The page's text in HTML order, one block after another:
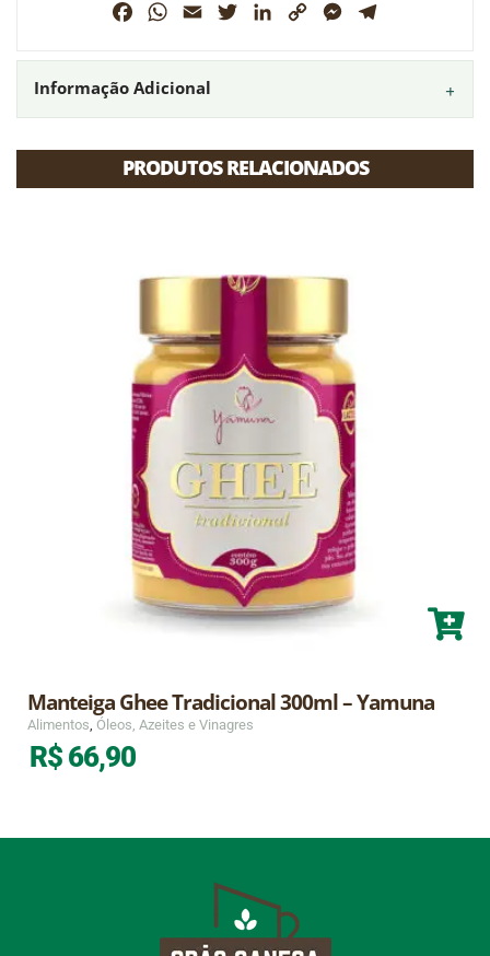
FacebookWhatsApp
Email TwitterLinkedIn
Copy
Messenger
Informação Adicional
PRODUTOS RELACIONADOS
Manteiga Ghee Tradicional 300ml – Yamuna
Alimentos, Óleos, Azeites e Vinagres
R$ 66,90